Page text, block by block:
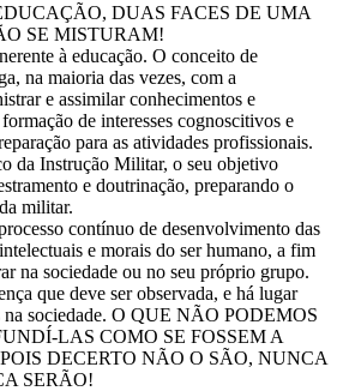
DUAS FACES DE UMA
SE MISTURAM!
à educação. O conceito de
na maioria das vezes, com a
e assimilar conhecimentos e
de interesses cognoscitivos e
para as atividades profissionais.
da Instrução Militar, o seu objetivo
e doutrinação, preparando o
militar.
contínuo de desenvolvimento das
e morais do ser humano, a fim
na sociedade ou no seu próprio grupo.
que deve ser observada, e há lugar
na sociedade. O QUE NÃO PODEMOS
LAS COMO SE FOSSEM A
DECERTO NÃO O SÃO, NUNCA
SERÃO!